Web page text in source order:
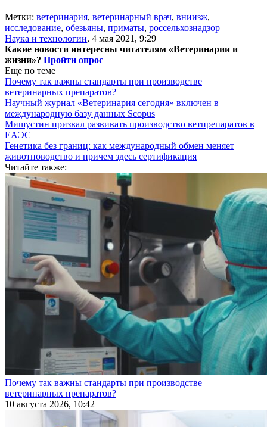
Метки: ветеринария, ветеринарный врач, вниизж,
исследование, обезьяны, приматы, россельхознадзор
Наука и технологии, 4 мая 2021, 9:29
Какие новости интересны читателям «Ветеринарии и
жизни»? Пройти опрос
Еще по теме
Почему так важны стандарты при производстве
ветеринарных препаратов?
Научный журнал «Ветеринария сегодня» включен в
международную базу данных Scopus
Мишустин призвал развивать производство ветпрепаратов в
ЕАЭС
Генетика без границ: как международный обмен меняет
животноводство и причем здесь сертификация
Читайте также:
Почему так важны стандарты при производстве
ветеринарных препаратов?
10 августа 2026, 10:42